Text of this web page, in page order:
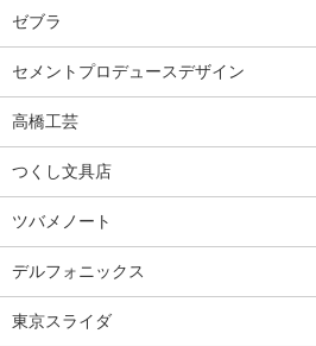
ゼブラ
セメントプロデュースデザイン
高橋工芸
つくし文具店
ツバメノート
デルフォニックス
東京スライダ